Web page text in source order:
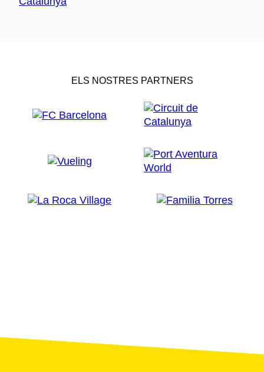
ELS NOSTRES PARTNERS